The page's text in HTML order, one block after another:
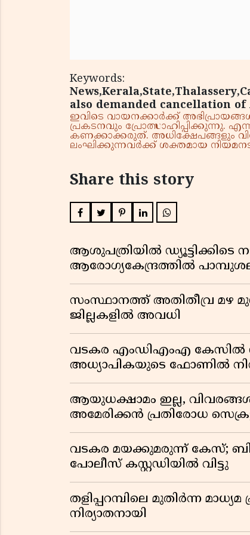
Keywords:
also demanded cancellation
ഇവിടെ വായനക്കാർക്ക്
പ്രകടനവും പ്രോത്സാഹിപ്പിക്കുന്നു.
കണക്കാക്കരുത്. അധിക്ഷേപങ്ങളും
ലംഘിക്കുന്നവർക്ക് ശക്തമായ
Share this story
ആശുപത്രിയിൽ ഡ്യൂട്ടിക്കിടെ
ആരോഗ്യകേന്ദ്രത്തിൽ
സംസ്ഥാനത്ത് അതിതീവ്ര മഴ
ജില്ലകളിൽ അവധി
വടകര എംഡിഎംഎ കേസിൽ
അധ്യാപികയുടെ ഫോണിൽ
ആയുധക്ഷാമം ഇല്ല,
അമേരിക്കൻ പ്രതിരോധ
വടകര മയക്കുമരുന്ന് കേസ്;
പോലീസ് കസ്റ്റഡിയിൽ വിട്ടു
തളിപ്പറമ്പിലെ മുതിർന്ന
നിര്യാതനായി